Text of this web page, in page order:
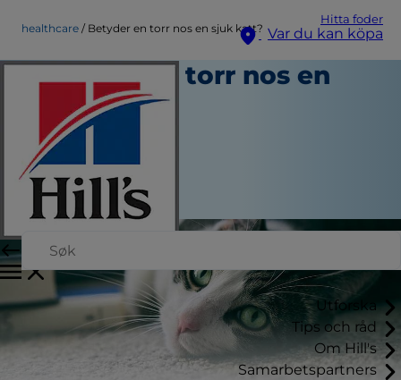
Hitta foder
Var du kan köpa
Utforska
Tips och råd
Om Hill's
Samarbetspartners
healthcare Betyder en torr nos en sjuk katt?
Betyder en torr nos en
sjuk katt?
Hälsovård
Skribent
|
September 21, 2015